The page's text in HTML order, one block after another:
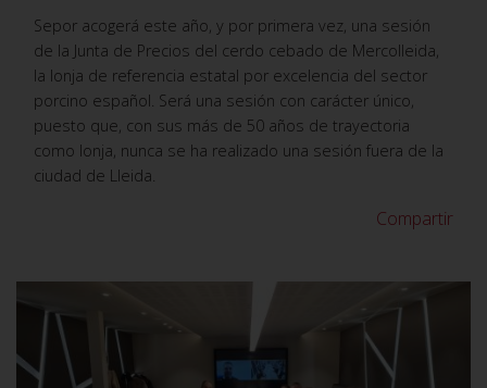
Sepor acogerá este año, y por primera vez, una sesión
de la Junta de Precios del cerdo cebado de Mercolleida,
la lonja de referencia estatal por excelencia del sector
porcino español. Será una sesión con carácter único,
puesto que, con sus más de 50 años de trayectoria
como lonja, nunca se ha realizado una sesión fuera de la
ciudad de Lleida.
Compartir